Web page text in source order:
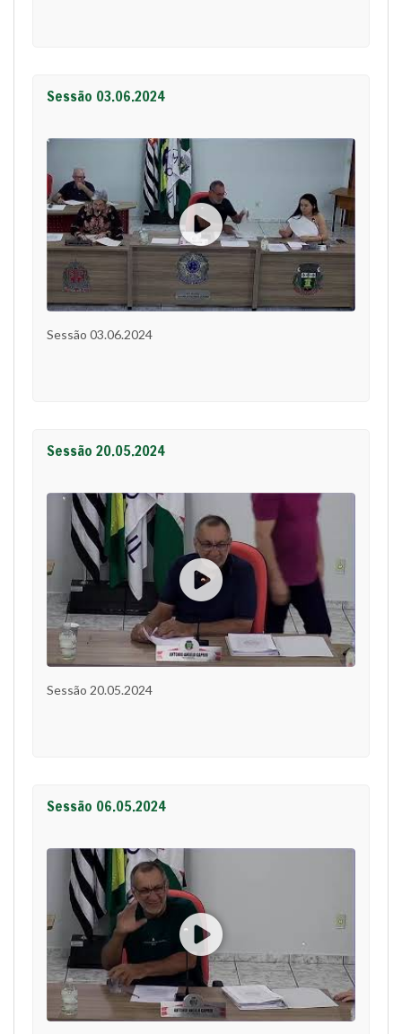
Sessão 03.06.2024
Sessão 03.06.2024
Sessão 20.05.2024
Sessão 20.05.2024
Sessão 06.05.2024